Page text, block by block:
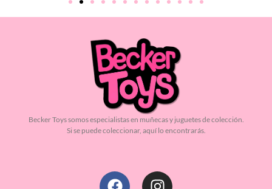
Becker Toys somos especialistas en muñecas y juguetes de colección.
Si se puede coleccionar, aquí lo encontrarás.